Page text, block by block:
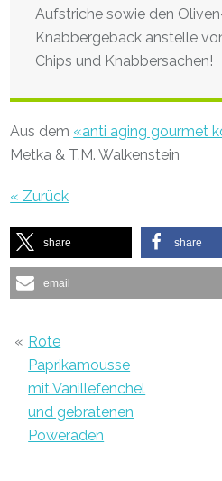
Aufstriche sowie den
Knabbergebäck anstelle
Chips und Knabbersachen!
Aus dem «anti aging gourmet
Metka & T.M. Walkenstein
« Zurück
share share
email
« Rote
Paprikamousse
mit Vanillefenchel
und gebratenen
Poweraden